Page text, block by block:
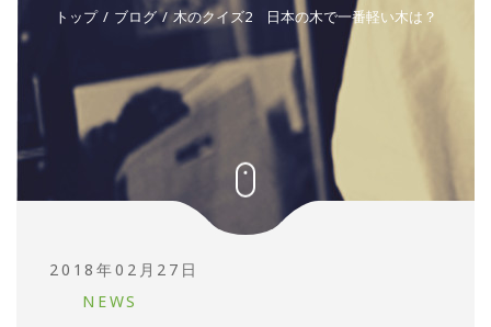
トップ ブログ 木のクイズ2 日本の木で一番軽い木は？
2018年02月27日
NEWS